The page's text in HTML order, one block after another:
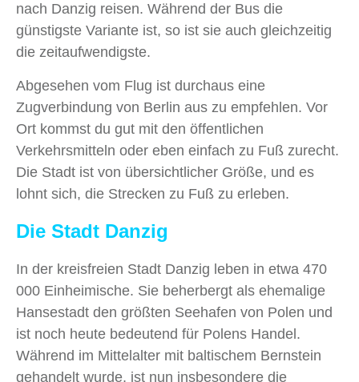
nach Danzig reisen. Während der Bus die
günstigste Variante ist, so ist sie auch gleichzeitig
die zeitaufwendigste.
Abgesehen vom Flug ist durchaus eine
Zugverbindung von Berlin aus zu empfehlen. Vor
Ort kommst du gut mit den öffentlichen
Verkehrsmitteln oder eben einfach zu Fuß zurecht.
Die Stadt ist von übersichtlicher Größe, und es
lohnt sich, die Strecken zu Fuß zu erleben.
Die Stadt Danzig
In der kreisfreien Stadt Danzig leben in etwa 470
000 Einheimische. Sie beherbergt als ehemalige
Hansestadt den größten Seehafen von Polen und
ist noch heute bedeutend für Polens Handel.
Während im Mittelalter mit baltischem Bernstein
gehandelt wurde, ist nun insbesondere die